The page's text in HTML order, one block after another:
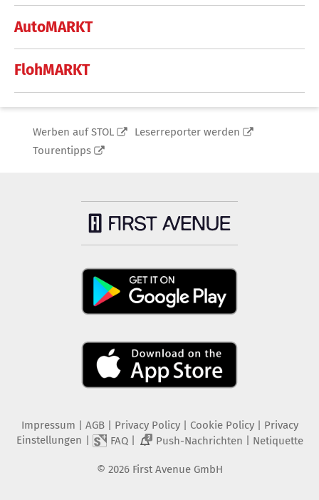
AutoMARKT
FlohMARKT
Werben auf STOL
Leserreporter werden
Tourentipps
Impressum | AGB | Privacy Policy| Cookie Policy| Privacy
Einstellungen | FAQ| 2 Push-Nachrichten | Netiquette
© 2026 First Avenue GmbH